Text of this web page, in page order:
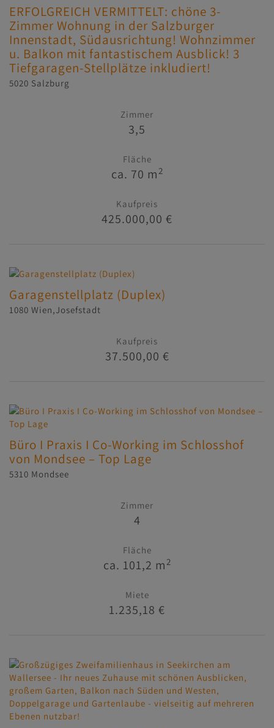
ERFOLGREICH VERMITTELT: chöne 3-
Zimmer Wohnung in der Salzburger
Innenstadt, Südausrichtung! Wohnzimmer
u. Balkon mit fantastischem Ausblick! 3
Tiefgaragen-Stellplätze inkludiert!
5020 Salzburg
Zimmer
3,5
Fläche
ca. 70 m 2
Kaufpreis
425.000,00 €
Garagenstellplatz (Duplex)
1080 Wien,Josefstadt
Kaufpreis
37.500,00 €
Büro I Praxis I Co-Working im Schlosshof
von Mondsee – Top Lage
5310 Mondsee
Zimmer
4
Fläche
ca. 101,2 m 2
Miete
1.235,18 €